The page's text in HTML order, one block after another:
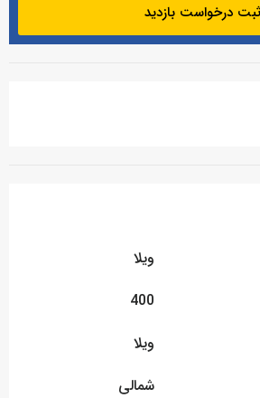
ثبت درخواست بازدید
ویلا
400
ویلا
شمالی